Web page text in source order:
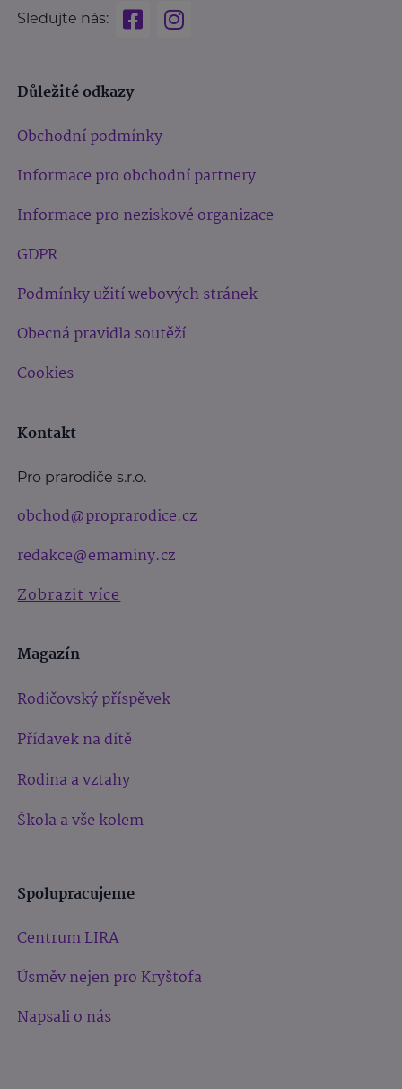
Sledujte nás:
Důležité odkazy
Obchodní podmínky
Informace pro obchodní partnery
Informace pro neziskové organizace
GDPR
Podmínky užití webových stránek
Obecná pravidla soutěží
Cookies
Kontakt
Pro prarodiče s.r.o.
obchod@proprarodice.cz
redakce@emaminy.cz
Zobrazit více
Magazín
Rodičovský příspěvek
Přídavek na dítě
Rodina a vztahy
Škola a vše kolem
Spolupracujeme
Centrum LIRA
Úsměv nejen pro Kryštofa
Napsali o nás